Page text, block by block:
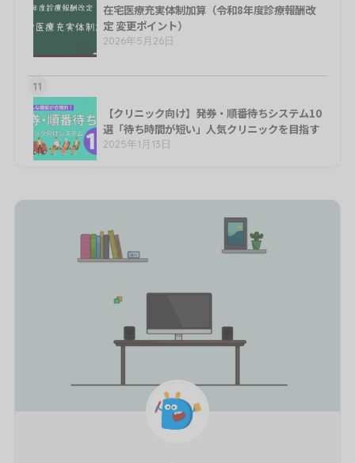
在宅医療充実体制加算（令和8年度診療報酬改
定 変更ポイント）
2026年5月26日
11
【クリニック向け】発券・順番待ちシステム10
選「待ち時間が短い」人気クリニックを目指す
2025年1月13日